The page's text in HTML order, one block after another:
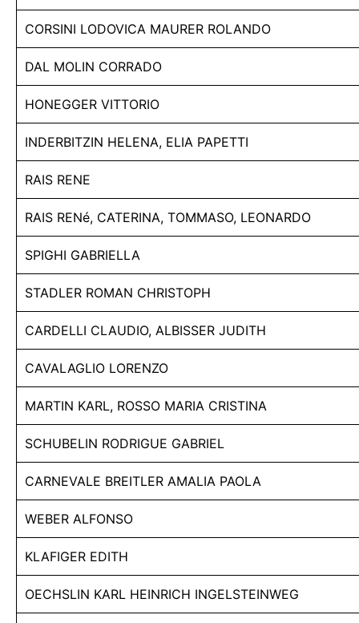
CORSINI LODOVICA MAURER ROLANDO
DAL MOLIN CORRADO
HONEGGER VITTORIO
INDERBITZIN HELENA, ELIA PAPETTI
RAIS RENE
RAIS RENé, CATERINA, TOMMASO, LEONARDO
SPIGHI GABRIELLA
STADLER ROMAN CHRISTOPH
CARDELLI CLAUDIO, ALBISSER JUDITH
CAVALAGLIO LORENZO
MARTIN KARL, ROSSO MARIA CRISTINA
SCHUBELIN RODRIGUE GABRIEL
CARNEVALE BREITLER AMALIA PAOLA
WEBER ALFONSO
KLAFIGER EDITH
OECHSLIN KARL HEINRICH INGELSTEINWEG